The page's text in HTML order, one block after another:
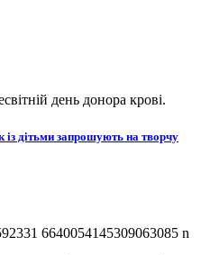
день донора крові.
із дітьми запрошують на творчу